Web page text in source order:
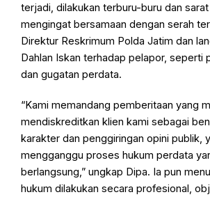
terjadi, dilakukan terburu-buru dan
mengingat bersamaan dengan serah
Direktur Reskrimum Polda Jatim dan
Dahlan Iskan terhadap pelapor, seperti
dan gugatan perdata.
“Kami memandang pemberitaan yang
mendiskreditkan klien kami sebagai
karakter dan penggiringan opini publik,
mengganggu proses hukum perdata
berlangsung,” ungkap Dipa. Ia pun
hukum dilakukan secara profesional,